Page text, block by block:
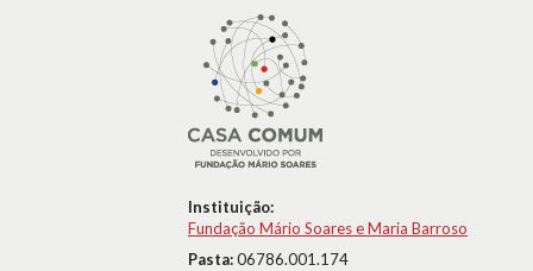
Instituição:
Fundação Mário Soares e Maria Barroso
Pasta:06786.001.174